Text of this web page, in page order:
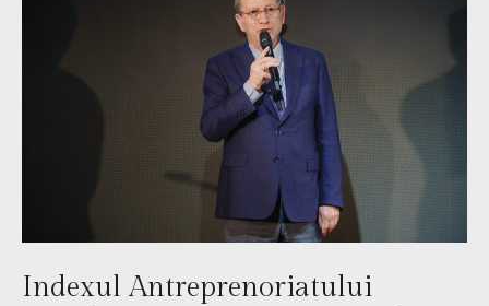
Indexul Antreprenoriatului